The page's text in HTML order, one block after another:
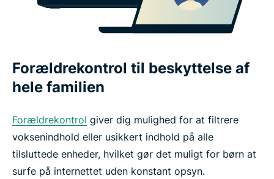
Forældrekontrol til beskyttelse af
hele familien
Forældrekontrol giver dig mulighed for at filtrere
voksenindhold eller usikkert indhold på alle
tilsluttede enheder, hvilket gør det muligt for børn at
surfe på internettet uden konstant opsyn.